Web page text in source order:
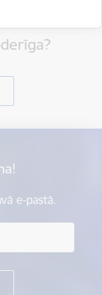
e-pastā.